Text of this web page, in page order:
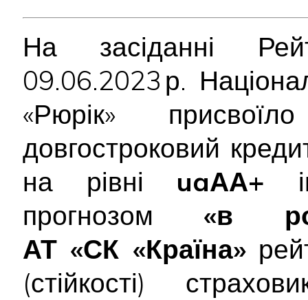
На засіданні
09.06.2023 р.
«Рюрік»
довгостроковий
на рівні uaАА+
прогнозом «в
АТ «СК «Країна»
(стійкості)